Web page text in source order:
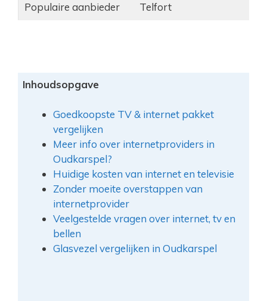
Populaire aanbieder Telfort
Inhoudsopgave
Goedkoopste TV & internet pakket
vergelijken
Meer info over internetproviders in
Oudkarspel?
Huidige kosten van internet en televisie
Zonder moeite overstappen van
internetprovider
Veelgestelde vragen over internet, tv en
bellen
Glasvezel vergelijken in Oudkarspel